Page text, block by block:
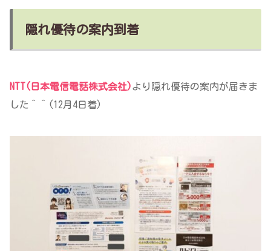
隠れ優待の案内到着
NTT(日本電信電話株式会社)より隠れ優待の案内が届きま
した＾＾(12月4日着)